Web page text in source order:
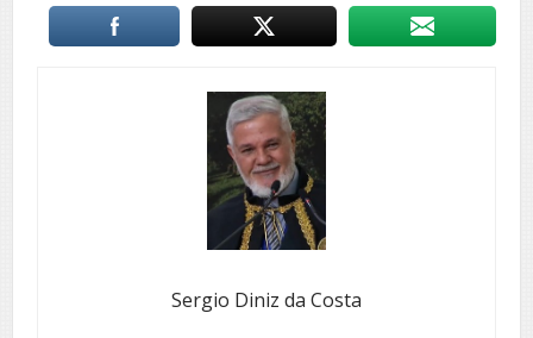
Sergio Diniz da Costa